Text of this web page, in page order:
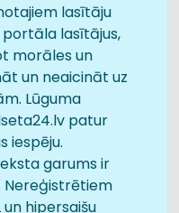
lasītāju
lasītājus,
morāles un
un neaicināt uz
Lūguma
patur
iespēju.
garums ir
Nereģistrētiem
hipersaišu